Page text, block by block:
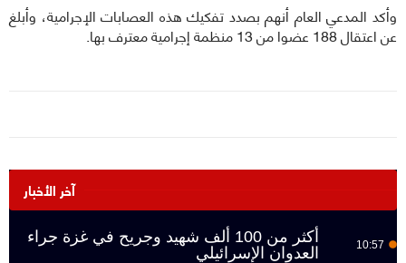
وأكد المدعي العام أنهم بصدد تفكيك هذه العصابات الإجرامية، وأبلغ
عن اعتقال 188 عضوا من 13 منظمة إجرامية معترف بها.
آخر الأخبار
10:57
أكثر من 100 ألف شهيد وجريح في غزة جراء
العدوان الإسرائيلي